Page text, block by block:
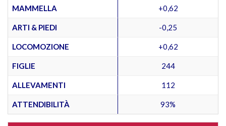
MAMMELLA +0,62
ARTI & PIEDI -0,25
LOCOMOZIONE +0,62
FIGLIE 244
ALLEVAMENTI 112
ATTENDIBILITÀ 93%